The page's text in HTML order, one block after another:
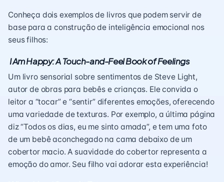
Conheça dois exemplos de livros que podem servir de
base para a construção de inteligência emocional nos
seus filhos:
I Am Happy: A Touch-and-Feel Book of Feelings
Um livro sensorial sobre sentimentos de Steve Light,
autor de obras para bebês e crianças. Ele convida o
leitor a “tocar” e “sentir” diferentes emoções, oferecendo
uma variedade de texturas. Por exemplo, a última página
diz “Todos os dias, eu me sinto amada”, e tem uma foto
de um bebê aconchegado na cama debaixo de um
cobertor macio. A suavidade do cobertor representa a
emoção do amor. Seu filho vai adorar esta experiência!